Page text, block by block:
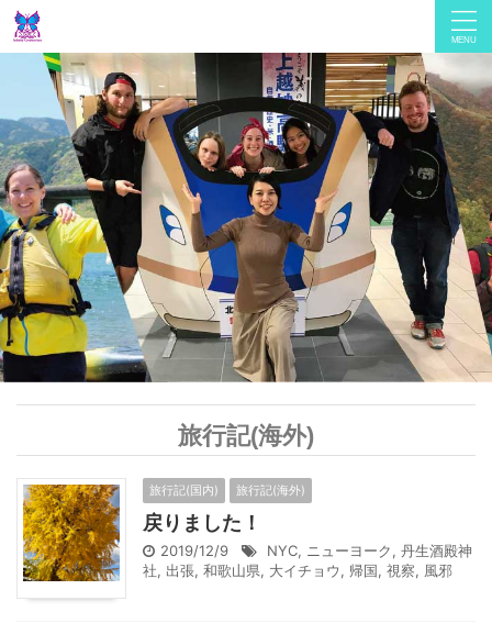
旅行記(海外)
旅行記(国内) 旅行記(海外)
戻りました！
2019/12/9 NYC, ニューヨーク, 丹生酒殿神
社, 出張, 和歌山県, 大イチョウ, 帰国, 視察, 風邪